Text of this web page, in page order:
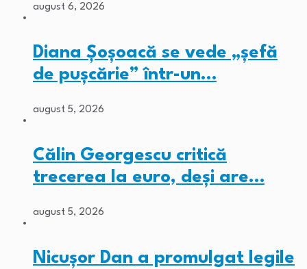
august 6, 2026
Diana Șoșoacă se vede „șefă
de pușcărie” într-un…
august 5, 2026
Călin Georgescu critică
trecerea la euro, deși are…
august 5, 2026
Nicușor Dan a promulgat legile